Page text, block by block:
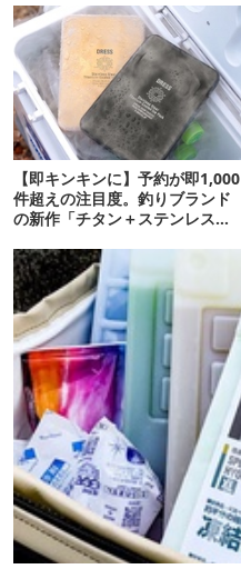
【即キンキンに】予約が即1,000
件超えの注目度。釣りブランド
の新作「チタン＋ステンレスの